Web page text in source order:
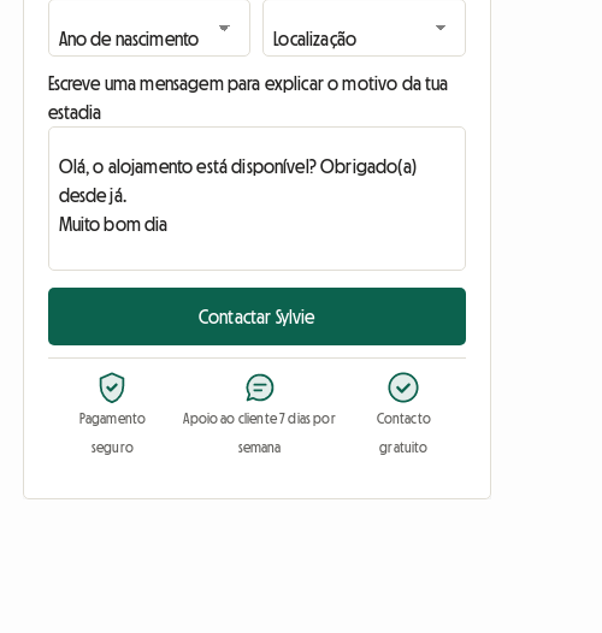
Escreve uma mensagem para explicar o motivo da tua
estadia
Contactar Sylvie
Pagamento
seguro
Apoio ao cliente 7 dias por
semana
Contacto
gratuito